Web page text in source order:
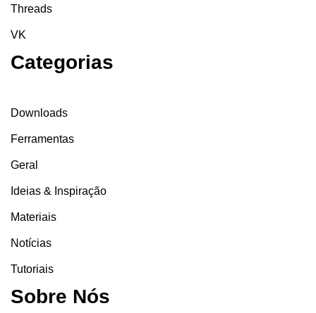
Threads
VK
Categorias
Downloads
Ferramentas
Geral
Ideias & Inspiração
Materiais
Notícias
Tutoriais
Sobre Nós